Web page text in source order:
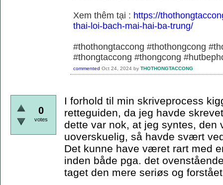
Xem thêm tại : https://
thai-loi-bach-mai-hai-ba-trung/
#thothongtaccong #thothongcong
#thongtaccong #thongcong
commented Oct 24, 2024 by THOTHONGTACCONG
0
votes
I forhold til min skriveprocess
retteguiden, da jeg havde
dette var nok, at jeg syntes, den
uoverskuelig, så havde svært
Det kunne have været rart med
inden både pga. det
taget den mere seriøs og